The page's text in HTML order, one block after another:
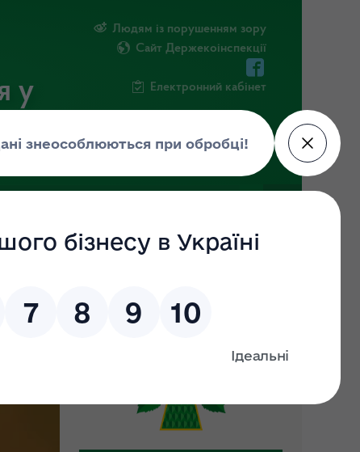
у
Людям із порушенням зору
Сайт Держекоінспекції
Електронний кабінет